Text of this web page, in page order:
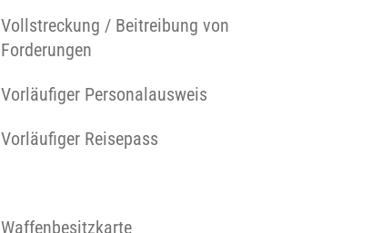
Vollstreckung / Beitreibung von
Forderungen
Vorläufiger Personalausweis
Vorläufiger Reisepass
Waffenbesitzkarte